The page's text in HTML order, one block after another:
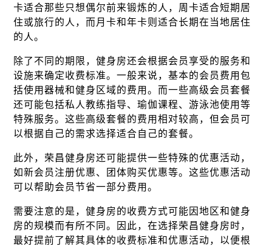
卡适合那些只想偶尔前来锻炼的人，周卡适合短期居
住或旅行的人，而月卡和年卡则适合长期在当地居住
的人。
除了不同的期限，健身房还会根据会员享受的服务和
设施来确定收费标准。一般来说，基本的会员费用包
括使用器械和健身区域的费用。而一些高级会员套餐
还可能包括私人教练指导、瑜伽课程、游泳池使用等
特殊服务。这些高级套餐的费用相对较高，但会员可
以根据自己的需求选择适合自己的套餐。
此外，荣昌健身房还可能提供一些特殊的优惠活动，
如新会员注册优惠、团体购买优惠等。这些优惠活动
可以帮助会员节省一部分费用。
需要注意的是，健身房的收费方式可能因地区和健身
房的规模而有所不同。因此，在选择荣昌健身房时，
最好提前了解其具体的收费标准和优惠活动，以便根